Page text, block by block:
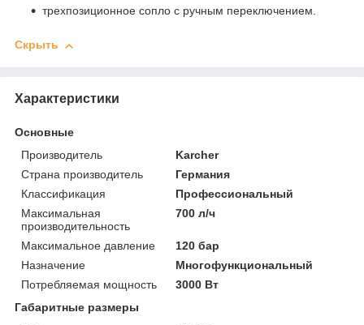
трехпозиционное сопло с ручным переключением.
Скрыть
Характеристики
Основные
Производитель
Karcher
Страна производитель
Германия
Классификация
Профессиональный
Максимальная
производительность
700 л/ч
Максимальное давление
120 бар
Назначение
Многофункциональный
Потребляемая мощность
3000 Вт
Габаритные размеры